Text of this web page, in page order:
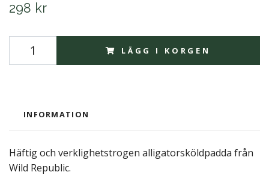
298 kr
LÄGG I KORGEN
INFORMATION
Häftig och verklighetstrogen alligatorsköldpadda från
Wild Republic.